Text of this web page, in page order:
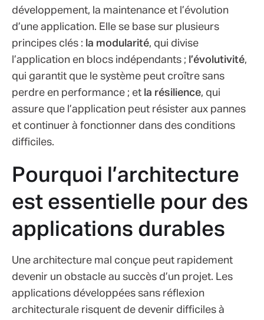
développement, la maintenance et l’évolution
d’une application. Elle se base sur plusieurs
principes clés : la modularité, qui divise
l’application en blocs indépendants ; l’évolutivité,
qui garantit que le système peut croître sans
perdre en performance ; et la résilience, qui
assure que l’application peut résister aux pannes
et continuer à fonctionner dans des conditions
difficiles.
Pourquoi l’architecture
est essentielle pour des
applications durables
Une architecture mal conçue peut rapidement
devenir un obstacle au succès d’un projet. Les
applications développées sans réflexion
architecturale risquent de devenir difficiles à